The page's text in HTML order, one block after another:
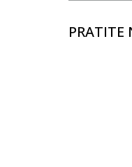
PRATITE